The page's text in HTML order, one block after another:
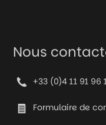
Nous
+33 (0)4 11 91 96
Formulaire de